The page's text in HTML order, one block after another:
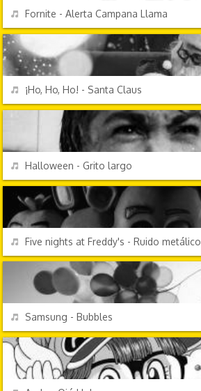
REPRODUCIR
Fornite - Alerta Campana Llama
REPRODUCIR
¡Ho, Ho, Ho! - Santa Claus
REPRODUCIR
Halloween - Grito largo
REPRODUCIR
Five nights at Freddy's - Ruido metálico
REPRODUCIR
Samsung - Bubbles